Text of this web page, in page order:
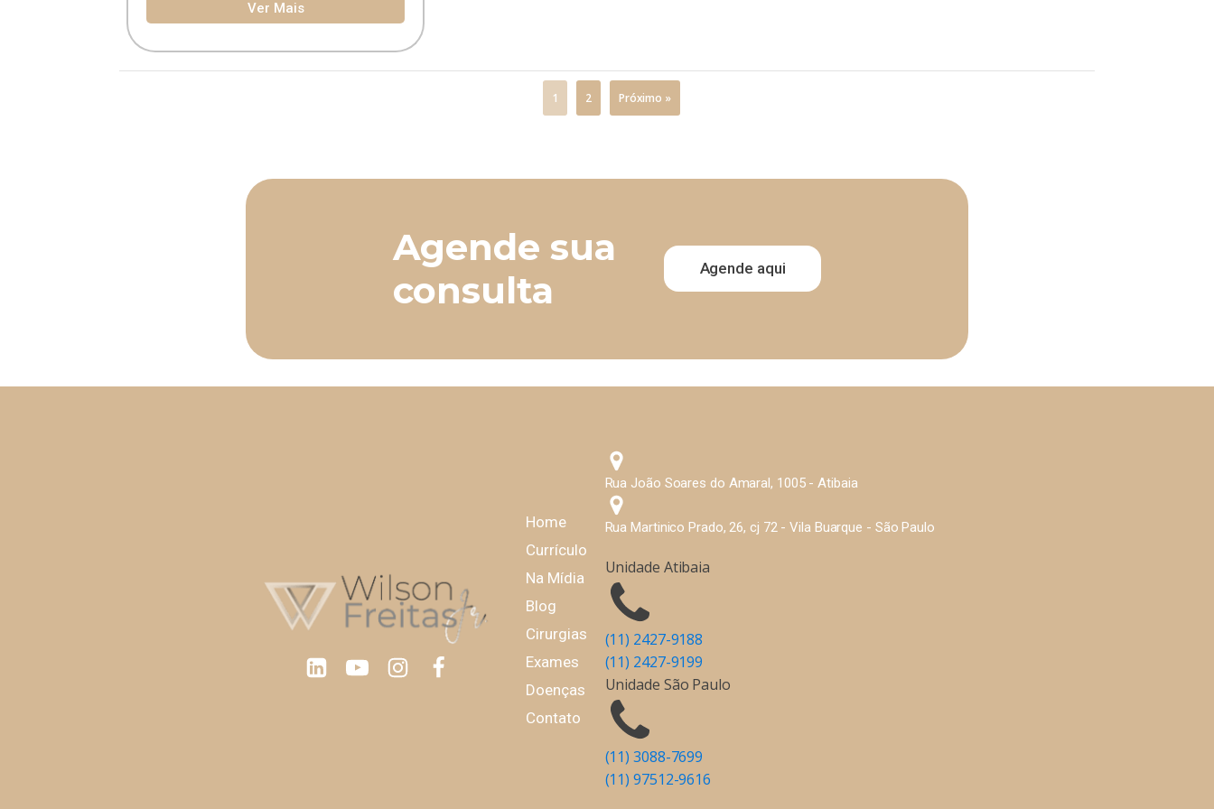
Ver Mais
1 2 Próximo »
Agende sua
consulta
Agende aqui
Home
Currículo
Na Mídia
Blog
Cirurgias
Exames
Doenças
Contato
Rua João Soares do Amaral, 1005 - Atibaia
Rua Martinico Prado, 26, cj 72 - Vila Buarque - São Paulo
Unidade Atibaia
(11) 2427-9188
(11) 2427-9199
Unidade São Paulo
(11) 3088-7699
(11) 97512-9616